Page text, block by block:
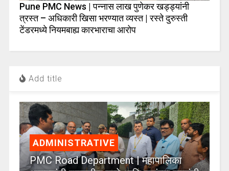
Pune PMC News | पन्नास लाख पुणेकर खड्ड्यांनी
त्रस्त – अधिकारी खिसा भरण्यात व्यस्त | रस्ते दुरुस्ती
टेंडरमध्ये नियमबाह्य कारभाराचा आरोप
Add title
ADMINISTRATIVE
PMC Road Department | महापालिका